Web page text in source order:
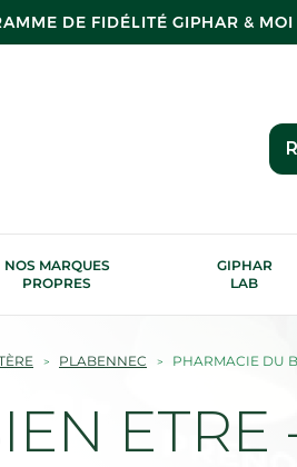
DE FIDÉLITÉ GIPHAR & MOI
NOS MARQUES
PROPRES
GIPHAR
LAB
PLABENNEC PHARMACIE DU
ETRE